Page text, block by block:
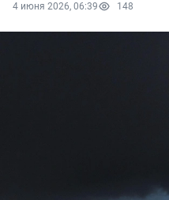
4 июня 2026, 06:39 148